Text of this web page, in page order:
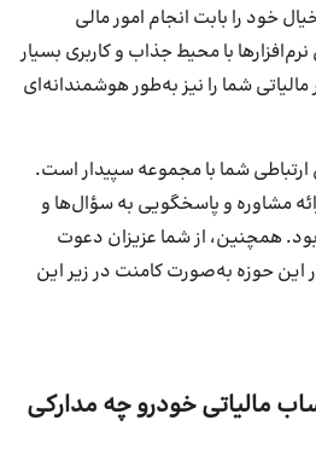
خود را بابت انجام امور مالی
با محیط جذاب و کاربری بسیار
شما را نیز به‌طور هوشمندانه‌ای
تلفن ۰۲۱۸۱۰۲۲۰۰۰ پل ارتباطی شما با مجموعه سپیدار است.
مشاوره و پاسخگویی به سؤال‌ها و
همچنین، از شما عزیزان دعوت
این حوزه به‌صورت کامنت در زیر این
مالیاتی خودرو چه مدارکی